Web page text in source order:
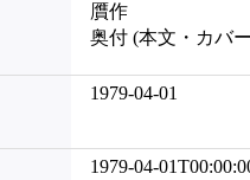
贋作
奥付 (本文・カバ
1979-04-01
1979-04-